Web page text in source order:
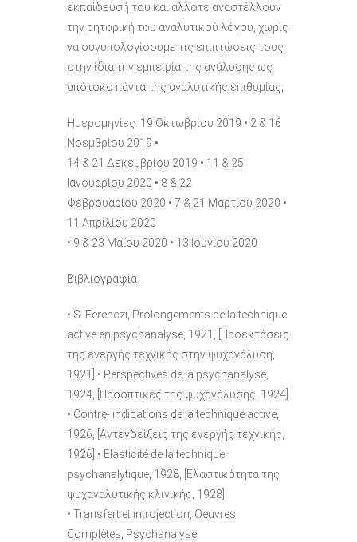
εκπαίδευσή του και άλλοτε αναστέλλουν
την ρητορική του αναλυτικού λόγου, χωρίς
να συνυπολογίσουμε τις επιπτώσεις τους
στην ίδια την εμπειρία της ανάλυσης ως
απότοκο πάντα της αναλυτικής επιθυμίας;
Ημερομηνίες: 19 Οκτωβρίου 2019 • 2 & 16
Νοεμβρίου 2019 •
14 & 21 Δεκεμβρίου 2019 • 11 & 25
Ιανουαρίου 2020 • 8 & 22
Φεβρουαρίου 2020 • 7 & 21 Μαρτίου 2020 •
11 Απριλίου 2020
• 9 & 23 Μαΐου 2020 • 13 Ιουνίου 2020
Βιβλιογραφία
• S. Ferenczi, Prolongements de la technique
active en psychanalyse, 1921, [Προεκτάσεις
της ενεργής τεχνικής στην ψυχανάλυση,
1921] • Perspectives de la psychanalyse,
1924, [Προοπτικές της ψυχανάλυσης, 1924]
• Contre- indications de la technique active,
1926, [Αντενδείξεις της ενεργής τεχνικής,
1926] • Elasticité de la technique
psychanalytique, 1928, [Ελαστικότητα της
ψυχαναλυτικής κλινικής, 1928].
• Transfert et introjection, Oeuvres
Complètes, Psychanalyse